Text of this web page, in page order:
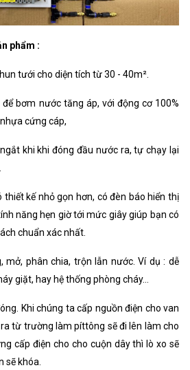
phẩm :
tưới cho diện tích từ 30 - 40m².
bơm nước tăng áp, với động cơ 100%
cứng cáp,
khi khi đóng đầu nước ra, tự chạy lại
thiết kế nhỏ gọn hơn, có đèn báo hiển thị
năng hẹn giờ tới mức giây giúp bạn có
chuẩn xác nhất.
mở, phân chia, trộn lẫn nước. Ví dụ : dễ
giặt, hay hệ thống phòng cháy…
Khi chúng ta cấp nguồn điện cho van
từ trường làm píttông sẽ đi lên làm cho
cấp điện cho cho cuộn dây thì lò xo sẽ
sẽ khóa.